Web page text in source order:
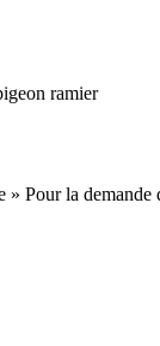
ramier
» Pour la demande